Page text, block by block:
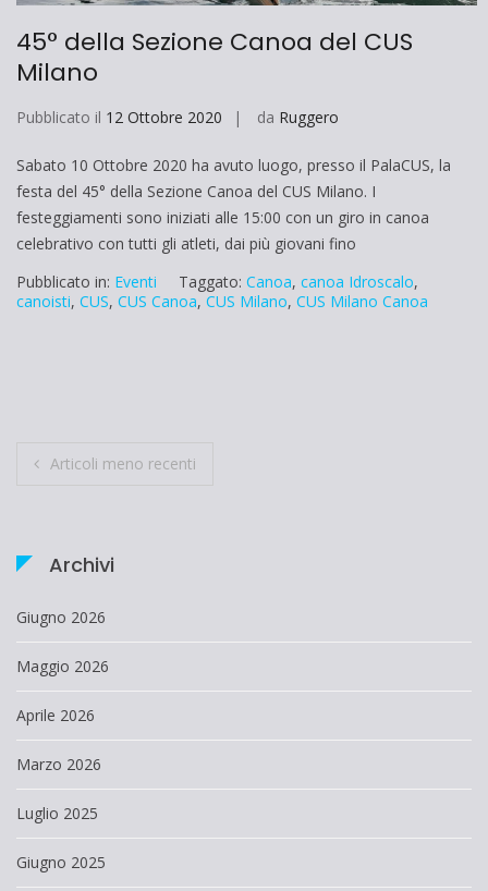
45° della Sezione Canoa del CUS
Milano
Pubblicato il 12 Ottobre 2020 da Ruggero
Sabato 10 Ottobre 2020 ha avuto luogo, presso il PalaCUS, la
festa del 45° della Sezione Canoa del CUS Milano. I
festeggiamenti sono iniziati alle 15:00 con un giro in canoa
celebrativo con tutti gli atleti, dai più giovani fino
Pubblicato in: Eventi Taggato: Canoa, canoa Idroscalo,
canoisti, CUS, CUS Canoa, CUS Milano, CUS Milano Canoa
Navigazione
Articoli meno recenti
Archivi
Giugno 2026
Maggio 2026
Aprile 2026
Marzo 2026
Luglio 2025
Giugno 2025